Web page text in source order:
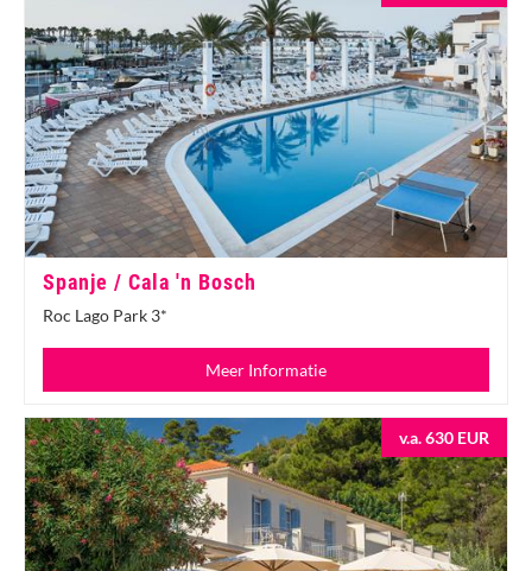
Spanje / Cala 'n Bosch
Roc Lago Park 3*
Meer Informatie
v.a. 630 EUR